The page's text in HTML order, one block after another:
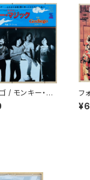
/ モンキー・マ
フ
て